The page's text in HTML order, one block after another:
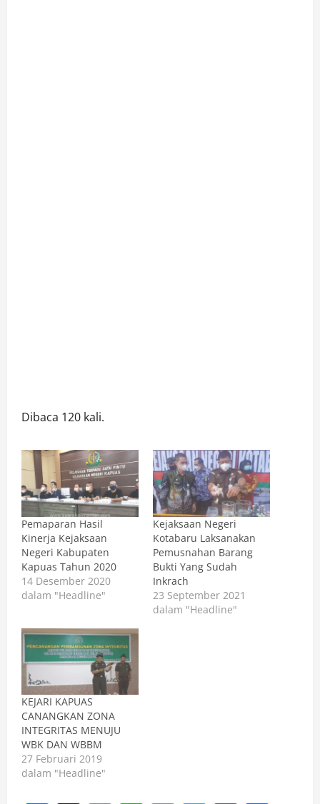
Dibaca 120 kali.
Pemaparan Hasil
Kinerja Kejaksaan
Negeri Kabupaten
Kapuas Tahun 2020
14 Desember 2020
dalam "Headline"
Kejaksaan Negeri
Kotabaru Laksanakan
Pemusnahan Barang
Bukti Yang Sudah
Inkrach
23 September 2021
dalam "Headline"
KEJARI KAPUAS
CANANGKAN ZONA
INTEGRITAS MENUJU
WBK DAN WBBM
27 Februari 2019
dalam "Headline"